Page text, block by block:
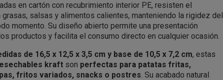
en cartón con recubrimiento interior PE, resisten el
grasas, salsas y alimentos calientes, manteniendo la rigidez del
momento. Su diseño abierto permite una presentación
productos y facilita el consumo directo en cualquier ocasión.
de 16,5 x 12,5 x 3,5 cm y base de 10,5 x 7,2 cm, estas
kraft son perfectas para patatas fritas,
fritos variados, snacks o postres. Su acabado natural